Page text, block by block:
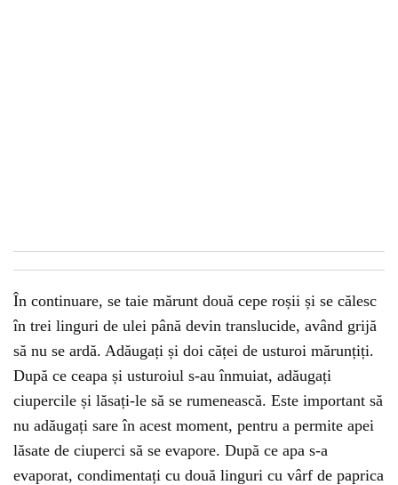
În continuare, se taie mărunt două cepe roșii și se călesc
în trei linguri de ulei până devin translucide, având grijă
să nu se ardă. Adăugați și doi căței de usturoi mărunțiți.
După ce ceapa și usturoiul s-au înmuiat, adăugați
ciupercile și lăsați-le să se rumenească. Este important să
nu adăugați sare în acest moment, pentru a permite apei
lăsate de ciuperci să se evapore. După ce apa s-a
evaporat, condimentați cu două linguri cu vârf de paprica